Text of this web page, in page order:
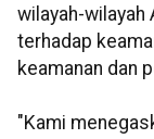
wilayah-wilayah
terhadap
keamanan dan
"Kami